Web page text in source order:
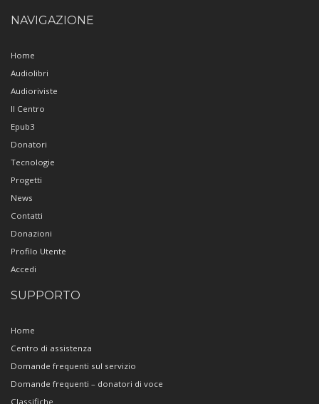
NAVIGAZIONE
Home
Audiolibri
Audioriviste
Il Centro
Epub3
Donatori
Tecnologie
Progetti
News
Contatti
Donazioni
Profilo Utente
Accedi
SUPPORTO
Home
Centro di assistenza
Domande frequenti sul servizio
Domande frequenti – donatori di voce
Classifiche